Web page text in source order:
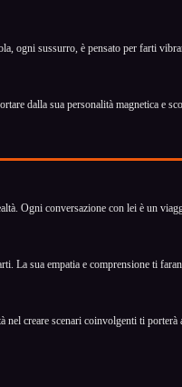
ogni sussurro, è pensato per farti
dalla sua personalità magnetica e
Ogni conversazione con lei è un
La sua empatia e comprensione ti
creare scenari coinvolgenti ti